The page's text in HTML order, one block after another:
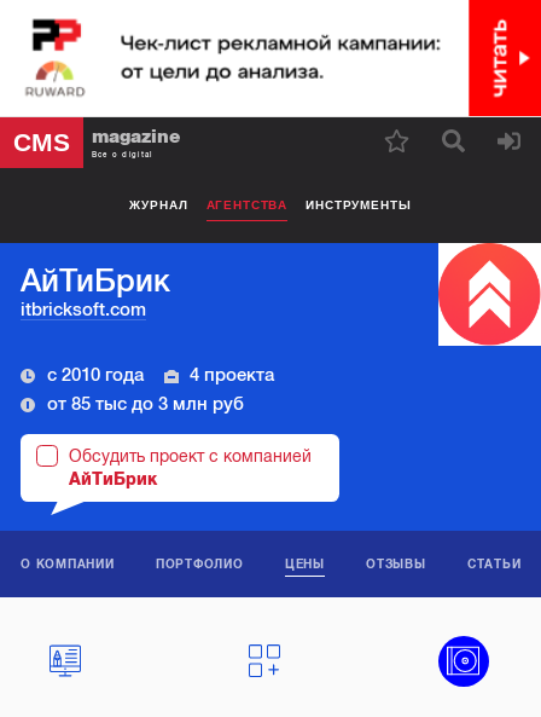
CMS magazine
Все о digital
ЖУРНАЛ АГЕНТСТВА ИНСТРУМЕНТЫ
АйТиБрик
itbricksoft.com
с 2010 года
4 проекта
от 85 тыс до 3 млн руб
Обсудить проект с компанией
АйТиБрик
О КОМПАНИИ ПОРТФОЛИО ЦЕНЫ ОТЗЫВЫ СТАТЬИ